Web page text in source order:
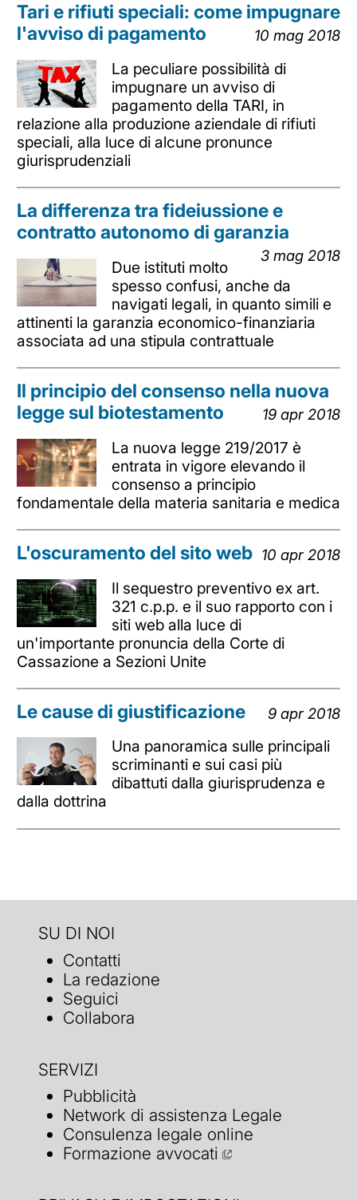
Tari e rifiuti speciali: come impugnare
l'avviso di pagamento
10 mag 2018
La peculiare possibilità di
impugnare un avviso di
pagamento della TARI, in
relazione alla produzione aziendale di rifiuti
speciali, alla luce di alcune pronunce
giurisprudenziali
La differenza tra fideiussione e
contratto autonomo di garanzia
3 mag 2018
Due istituti molto
spesso confusi, anche da
navigati legali, in quanto simili e
attinenti la garanzia economico-finanziaria
associata ad una stipula contrattuale
Il principio del consenso nella nuova
legge sul biotestamento
19 apr 2018
La nuova legge 219/2017 è
entrata in vigore elevando il
consenso a principio
fondamentale della materia sanitaria e medica
L'oscuramento del sito web 10 apr 2018
Il sequestro preventivo ex art.
321 c.p.p. e il suo rapporto con i
siti web alla luce di
un'importante pronuncia della Corte di
Cassazione a Sezioni Unite
Le cause di giustificazione 9 apr 2018
Una panoramica sulle principali
scriminanti e sui casi più
dibattuti dalla giurisprudenza e
dalla dottrina
SU DI NOI
Contatti
La redazione
Seguici
Collabora
SERVIZI
Pubblicità
Network di assistenza Legale
Consulenza legale online
Formazione avvocati